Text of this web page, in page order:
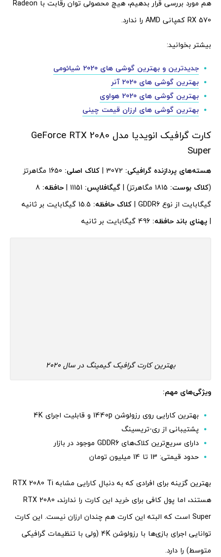
هم مورد بررسی قرار بدهیم، هیچ محصولی توان رقابت با Radeon
RX 570 کمپانی AMD را ندارد.
بیشتر بخوانید:
جدیدترین و بهترین گوشی های 2020 شیائومی
بهترین گوشی های 2020 آنر
بهترین گوشی های 2020 هواوی
بهترین گوشی های ارزان قیمت چینی
کارت گرافیک انویدیا مدل GeForce RTX 2080
Super
هسته‌های پردازنده گرافیکی: کلاک اصلی:
1650 مگاهرتز
(کلاک بوست: گیگافلاپس: حافظه: 8
گیگابایت از نوع GDDR6 |
کلاک حافظه:
15.5 گیگابایت بر ثانیه
| پهنای باند حافظه:
بهترین کارت گرافیک گیمینگ در سال 2020
ویژگی‌های مهم:
بهترین کارایی روی رزولوشن 1440p و قابلیت اجرای 4K
پشتیبانی از ری-تریسینگ
دارای سریع‌ترین کلاک‌های GDDR6 موجود در بازار
حدود قیمتی: 13 تا 14 میلیون تومان
بهترین گزینه برای افرادی که به دنبال کارایی مشابه RTX 2080 Ti
هستند، اما پول کافی برای خرید این کارت را ندارند، RTX 2080
Super است که البته این کارت هم چندان ارزان نیست. این کارت
توانایی اجرای بازی‌ها با رزولوشن 4K (ولی با تنظیمات گرافیکی
متوسط) را دارد.